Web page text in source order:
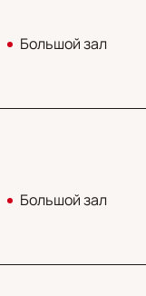
Большой зал
Большой зал